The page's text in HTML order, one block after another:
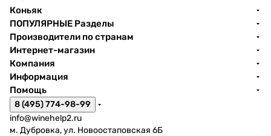
Коньяк
ПОПУЛЯРНЫЕ Разделы
Производители по странам
Интернет-магазин
Компания
Информация
Помощь
8 (495) 774-98-99
info@winehelp2.ru
м. Дубровка, ул. Новоостаповская 6Б